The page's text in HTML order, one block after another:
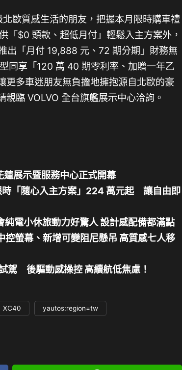
歐質感生活的朋友，把握本月限時購車禮
$0 頭款、超低月付」輕鬆入主方案外，
出「月付 19,888 元、72 期分期」財務無
同享「120 萬 40 期零利率、加贈一年乙
更多車迷朋友無負擔地擁抱源自北歐的豪
臨 VOLVO 全台旗艦展示中心洽詢。
展示暨服務中心正式開幕
「隨心入主方案」224 萬元起 讓自由即
電小休旅動力好驚人 設計感配備都滿點
螢幕、新增可變阻尼懸吊 高質感七人移
駕 後驅動感操控 高續航低焦慮！
XC40 yautos:region=tw